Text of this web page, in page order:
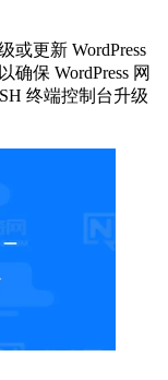
或更新 WordPress
确保 WordPress 网
终端控制台升级